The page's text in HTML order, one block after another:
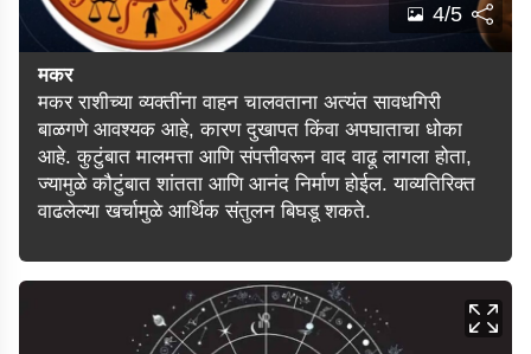
4/5
मकर
मकर राशीच्या व्यक्तींना वाहन चालवताना अत्यंत सावधगिरी
बाळगणे आवश्यक आहे, कारण दुखापत किंवा अपघाताचा धोका
आहे. कुटुंबात मालमत्ता आणि संपत्तीवरून वाद वाढू लागला होता,
ज्यामुळे कौटुंबात शांतता आणि आनंद निर्माण होईल. याव्यतिरिक्त
वाढलेल्या खर्चामुळे आर्थिक संतुलन बिघडू शकते.